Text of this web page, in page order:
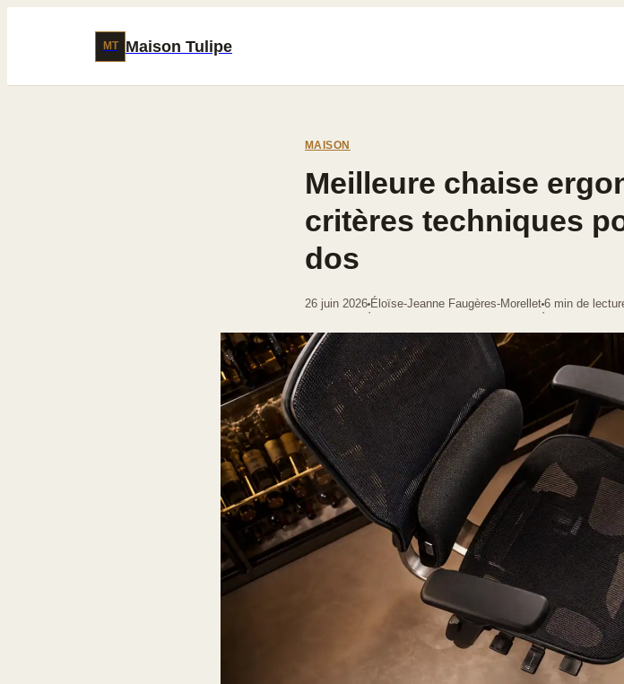
MT Maison Tulipe
MAISON
Meilleure chaise
critères techniques
dos
26 juin 2026
·
Éloïse-Jeanne Faugères-Morellet
·
6 min de